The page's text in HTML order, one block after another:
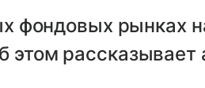
фондовых рынках
рассказывает